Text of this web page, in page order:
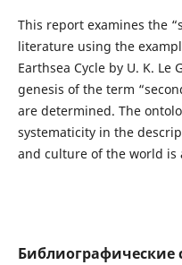
This report examines the
literature using the
Earthsea Cycle by U. K.
genesis of the term
are determined. The
systematicity in the
and culture of the world is
Библиографические